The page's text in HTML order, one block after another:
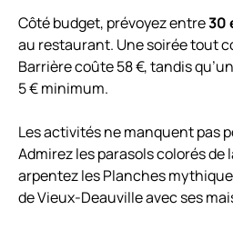
Côté budget, prévoyez entre30
au restaurant. Une soirée tout
Barrière coûte 58 €, tandis
5 € minimum.
Les activités ne manquent pas
Admirez les parasols colorés de
arpentez les Planches
de Vieux-Deauville avec ses